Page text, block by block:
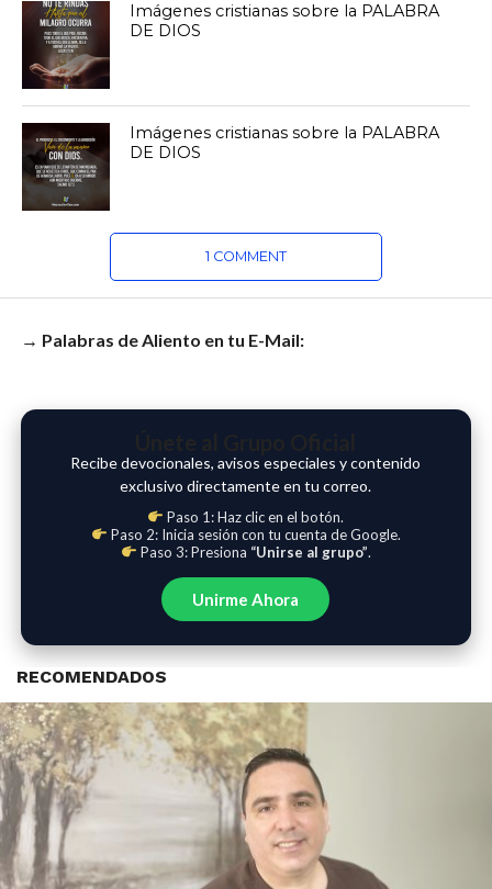
Imágenes cristianas sobre la PALABRA
DE DIOS
Imágenes cristianas sobre la PALABRA
DE DIOS
1 COMMENT
→ Palabras de Aliento en tu E-Mail:
Recibe devocionales, avisos especiales y contenido
exclusivo directamente en tu correo.
Paso 1: Haz clic en el botón.
Paso 2: Inicia sesión con tu cuenta de Google.
Paso 3: Presiona “Unirse al grupo”.
Unirme Ahora
RECOMENDADOS